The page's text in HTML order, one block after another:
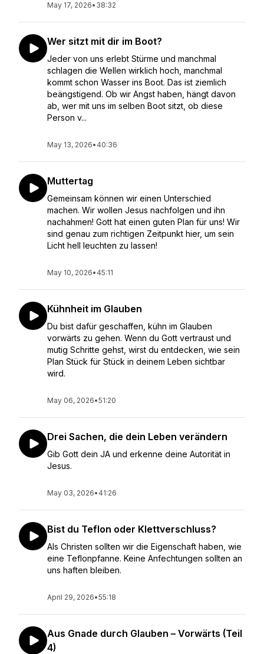
May 17, 2026• 38:32
Wer sitzt mit dir im Boot?
Jeder von uns erlebt Stürme und manchmal
schlagen die Wellen wirklich hoch, manchmal
kommt schon Wasser ins Boot. Das ist ziemlich
beängstigend. Ob wir Angst haben, hängt davon
ab, wer mit uns im selben Boot sitzt, ob diese
Person v...
May 13, 2026• 40:36
Muttertag
Gemeinsam können wir einen Unterschied
machen. Wir wollen Jesus nachfolgen und ihn
nachahmen! Gott hat einen guten Plan für uns! Wir
sind genau zum richtigen Zeitpunkt hier, um sein
Licht hell leuchten zu lassen!
May 10, 2026• 45:11
Kühnheit im Glauben
Du bist dafür geschaffen, kühn im Glauben
vorwärts zu gehen. Wenn du Gott vertraust und
mutig Schritte gehst, wirst du entdecken, wie sein
Plan Stück für Stück in deinem Leben sichtbar
wird.
May 06, 2026•51:20
Drei Sachen, die dein Leben verändern
Gib Gott dein JA und erkenne deine Autorität in
Jesus.
May 03, 2026• 41:26
Bist du Teflon oder Klettverschluss?
Als Christen sollten wir die Eigenschaft haben, wie
eine Teflonpfanne. Keine Anfechtungen sollten an
uns haften bleiben.
April 29, 2026•55:18
Aus Gnade durch Glauben – Vorwärts (Teil
4)